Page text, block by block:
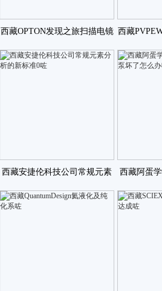
西藏OPTON发现之旅扫描电镜
与激光拉曼联用咗
西藏
科
西藏安捷伦科技公司常规元素
分析的新标准0咗
西藏阿蛋
轮泵